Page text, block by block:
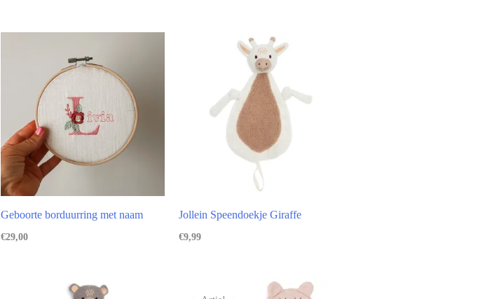
Geboorte borduurring met naam
€29,00
Jollein Speendoekje Giraffe
€9,99